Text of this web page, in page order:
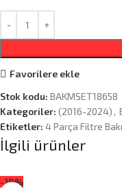
Favorilere ekle
Stok kodu: BAKMSET18658
Kategoriler: (2016-2024) ,
Etiketler: 4 Parça Filtre
İlgili ürünler
-19%